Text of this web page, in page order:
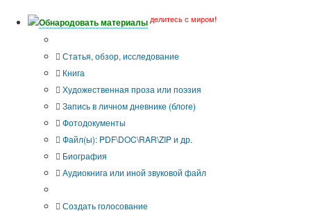
Обнародовать материалы делитесь с миром!
Статья, обзор, исследование
Книга
Художественная проза или поэзия
Запись в личном дневнике (блоге)
Фотодокументы
Файл(ы): PDF\DOC\RAR\ZIP и др.
Биография
Аудиокнига или иной звуковой файл
Создать голосование